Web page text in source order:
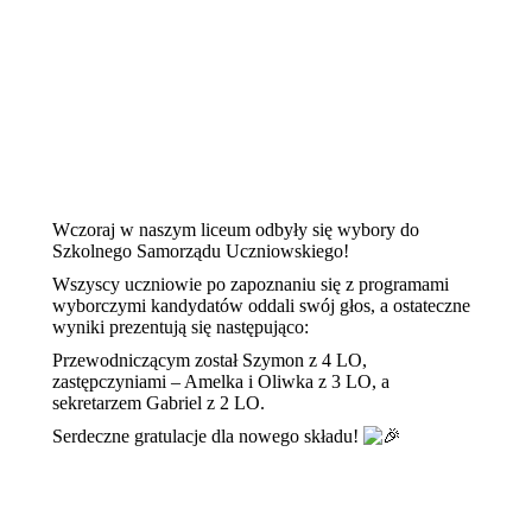
Wczoraj w naszym liceum odbyły się wybory do
Szkolnego Samorządu Uczniowskiego!
Wszyscy uczniowie po zapoznaniu się z programami
wyborczymi kandydatów oddali swój głos, a ostateczne
wyniki prezentują się następująco:
Przewodniczącym został Szymon z 4 LO,
zastępczyniami – Amelka i Oliwka z 3 LO, a
sekretarzem Gabriel z 2 LO.
Serdeczne gratulacje dla nowego składu!